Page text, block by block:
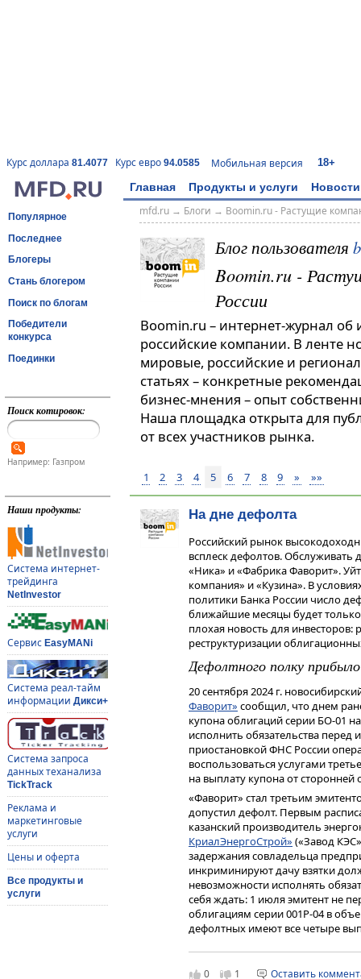
Курс доллара 81.4077 Курс евро 94.0585 Мобильная версия 18+
Главная Продукты и услуги Новости
Популярное
Последнее
Блогеры
Стань блогером
Поиск по блогам
Победители
конкурса
Поединки
Поиск котировок:
Например: Газпром
Наши продукты:
Система интернет-
трейдинга
NetInvestor
Сервис EasyMANi
Система реал-тайм
информации Дикси+
Система запроса
данных теханализа
TickTrack
Реклама и
маркетинговые
услуги
Цены и оферта
Все продукты и
услуги
mfd.ru→ Блоги → Boomin.ru - Растущие
Блог пользователя
Boomin.ru -
России
Boomin.ru – интернет-журнал об
российские компании. В ленте
мировые, российские и
статьях – конкретные
бизнес-мнения – опыт
Наша площадка открыта для
от всех участников рынка.
1 2 3 4 5 6 7 8 9 » »»
На дне дефолта
Российский рынок
всплеск дефолтов. Обслуживать
«Ника» и «Фабрика Фаворит».
компания» и «Кузина». В
политики Банка России число
ближайшие месяцы будет
плохая новость для
реструктуризации
Дефолтного полку прибыло
20 сентября 2024 г.
Фаворит» сообщил, что днем
купона облигаций серии БО-01
исполнить обязательства
приостановкой ФНС России
воспользоваться услугами
на выплату купона от сторонней
«Фаворит» стал третьим
допустил дефолт. Первым
казанский производитель
КриалЭнергоСтрой» («Завод
задержания совладельца
инкриминируют дачу взятки
невозможности исполнять
себя ждать: 1 июля эмитент не
облигациям серии 001P-04 в
дефолтных имеют все четыре
Еще одним эмитентом, для
0 1
Оставить